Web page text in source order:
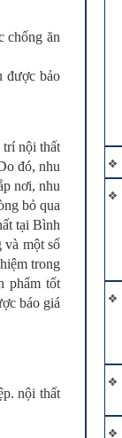
chống ăn
được bảo
trí nội thất
đó, nhu
nơi, nhu
bỏ qua
tại Bình
một số
trong
phẩm tốt
báo giá
nội thất